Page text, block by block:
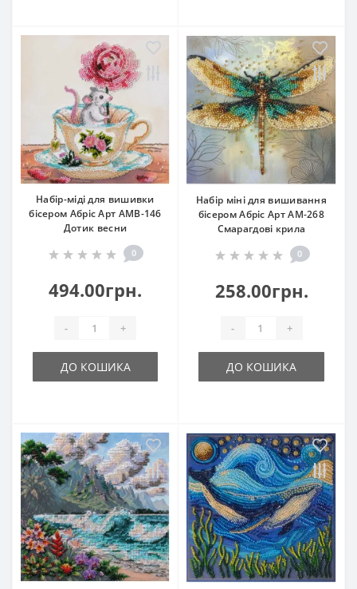
Набір-міді для вишивки
бісером Абріс Арт АМВ-146
Дотик весни
0
494.00грн.
- +
ДО КОШИКА
Набір міні для вишивання
бісером Абріс Арт АМ-268
Смарагдові крила
0
258.00грн.
- +
ДО КОШИКА